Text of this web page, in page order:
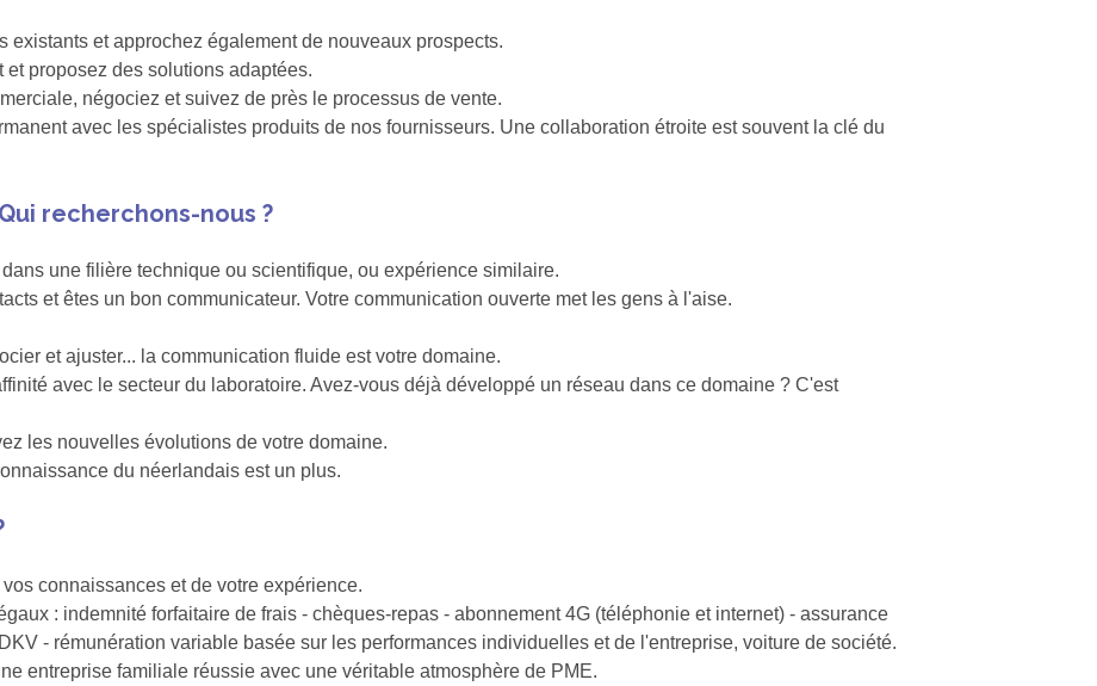
existants et approchez également de nouveaux prospects.
proposez des solutions adaptées.
négociez et suivez de près le processus de vente.
avec les spécialistes produits de nos fournisseurs. Une collaboration étroite est souvent la clé du
recherchons-nous ?
une filière technique ou scientifique, ou expérience similaire.
et êtes un bon communicateur. Votre communication ouverte met les gens à l'aise.
et ajuster... la communication fluide est votre domaine.
avec le secteur du laboratoire. Avez-vous déjà développé un réseau dans ce domaine ? C'est
les nouvelles évolutions de votre domaine.
du néerlandais est un plus.
connaissances et de votre expérience.
: indemnité forfaitaire de frais - chèques-repas - abonnement 4G (téléphonie et internet) - assurance
- rémunération variable basée sur les performances individuelles et de l'entreprise, voiture de société.
entreprise familiale réussie avec une véritable atmosphère de PME.